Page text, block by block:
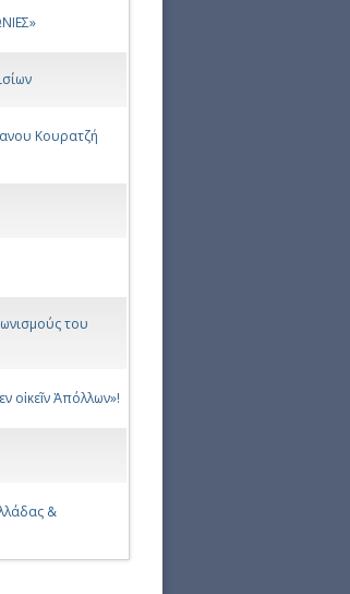
Κουρατζή
του
οἰκεῖν Ἀπόλλων»!
&